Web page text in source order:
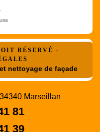
RÉSERVÉ -
nettoyage de façade
Marseillan
81
39